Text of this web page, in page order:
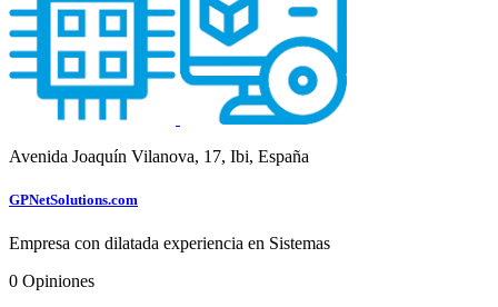
Avenida Joaquín Vilanova, 17, Ibi, España
GPNetSolutions.com
Empresa con dilatada experiencia en Sistemas
0 Opiniones